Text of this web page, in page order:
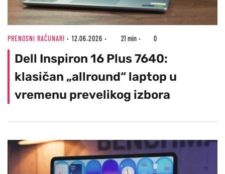
PRENOSNI RAČUNARI 12.06.2026 21 min 0
Dell Inspiron 16 Plus 7640:
klasičan „allround“ laptop u
vremenu prevelikog izbora